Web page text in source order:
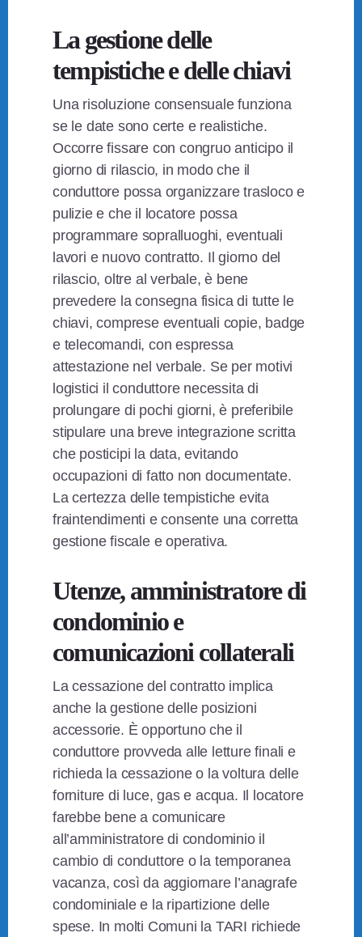
La gestione delle
tempistiche e delle chiavi
Una risoluzione consensuale funziona
se le date sono certe e realistiche.
Occorre fissare con congruo anticipo il
giorno di rilascio, in modo che il
conduttore possa organizzare trasloco e
pulizie e che il locatore possa
programmare sopralluoghi, eventuali
lavori e nuovo contratto. Il giorno del
rilascio, oltre al verbale, è bene
prevedere la consegna fisica di tutte le
chiavi, comprese eventuali copie, badge
e telecomandi, con espressa
attestazione nel verbale. Se per motivi
logistici il conduttore necessita di
prolungare di pochi giorni, è preferibile
stipulare una breve integrazione scritta
che posticipi la data, evitando
occupazioni di fatto non documentate.
La certezza delle tempistiche evita
fraintendimenti e consente una corretta
gestione fiscale e operativa.
Utenze, amministratore di
condominio e
comunicazioni collaterali
La cessazione del contratto implica
anche la gestione delle posizioni
accessorie. È opportuno che il
conduttore provveda alle letture finali e
richieda la cessazione o la voltura delle
forniture di luce, gas e acqua. Il locatore
farebbe bene a comunicare
all’amministratore di condominio il
cambio di conduttore o la temporanea
vacanza, così da aggiornare l’anagrafe
condominiale e la ripartizione delle
spese. In molti Comuni la TARI richiede